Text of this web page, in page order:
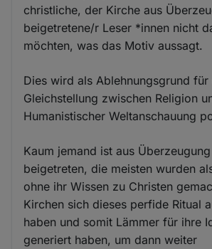
christliche, der Kirche aus
beigetretene/r Leser *innen nicht
möchten, was das Motiv aussagt.
Dies wird als Ablehnungsgrund für
Gleichstellung zwischen Religion
Humanistischer Weltanschauung
Kaum jemand ist aus
beigetreten, die meisten wurden
ohne ihr Wissen zu Christen
Kirchen sich dieses perfide Ritual
haben und somit Lämmer für ihre
generiert haben, um dann weiter